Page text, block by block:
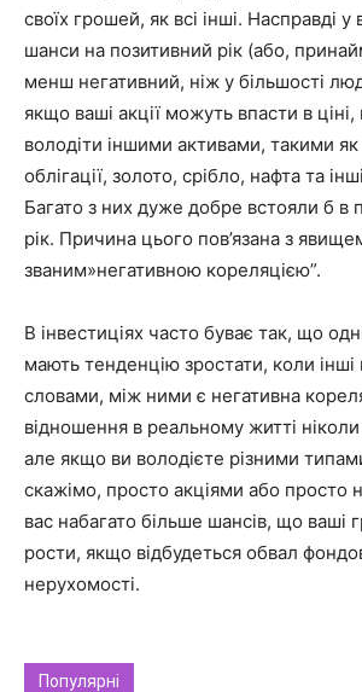
своїх грошей, як всі інші. Насправді у
шанси на позитивний рік (або,
менш негативний, ніж у більшості
якщо ваші акції можуть впасти в ціні,
володіти іншими активами, такими як
облігації, золото, срібло, нафта та
Багато з них дуже добре встояли б в
рік. Причина цього пов’язана з
званим»негативною кореляцією”.
В інвестиціях часто буває так, що
мають тенденцію зростати, коли
словами, між ними є негативна
відношення в реальному житті
але якщо ви володієте різними
скажімо, просто акціями або просто
вас набагато більше шансів, що ваші
рости, якщо відбудеться обвал
нерухомості.
Популярні